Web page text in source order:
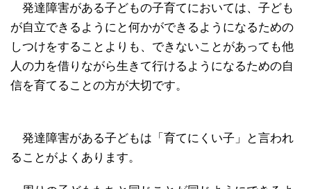
発達障害がある子どもの子育てにおいては、子ども
が自立できるようにと何かができるようになるための
しつけをすることよりも、できないことがあっても他
人の力を借りながら生きて行けるようになるための自
信を育てることの方が大切です。
発達障害がある子どもは「育てにくい子」と言われ
ることがよくあります。